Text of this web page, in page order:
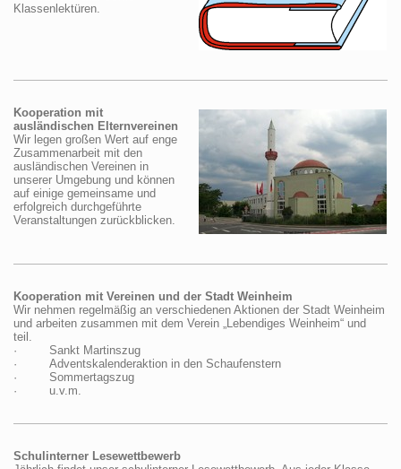
Klassenlektüren.
Kooperation mit
ausländischen Elternvereinen
Wir legen großen Wert auf enge
Zusammenarbeit mit den
ausländischen Vereinen in
unserer Umgebung und können
auf einige gemeinsame und
erfolgreich durchgeführte
Veranstaltungen zurückblicken.
Kooperation mit Vereinen und der Stadt Weinheim
Wir nehmen regelmäßig an verschiedenen Aktionen der Stadt Weinheim
und arbeiten zusammen mit dem Verein „Lebendiges Weinheim“ und
teil.
· Sankt Martinszug
· Adventskalenderaktion in den Schaufenstern
· Sommertagszug
· u.v.m.
Schulinterner Lesewettbewerb